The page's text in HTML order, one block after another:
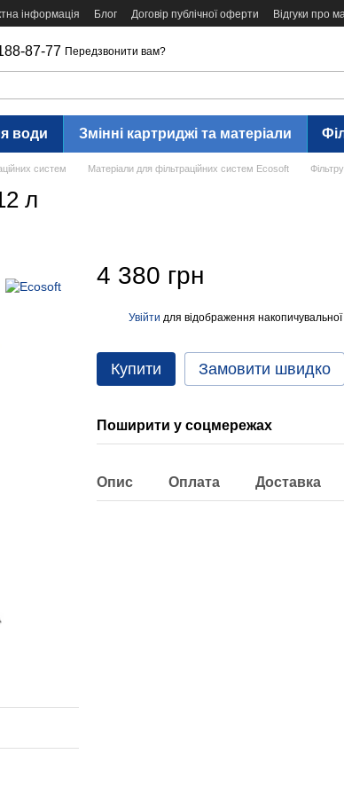
інформація Блог Договір публічної оферти Відгуки про
87-77 Передзвонити вам?
води Змінні картриджі та матеріали
систем Матеріали для фільтраційних систем Ecosoft
л
4 380 грн
Увійти для відображення
Купити Замовити швидко
Поширити у соцмережах
Опис Оплата Доставка